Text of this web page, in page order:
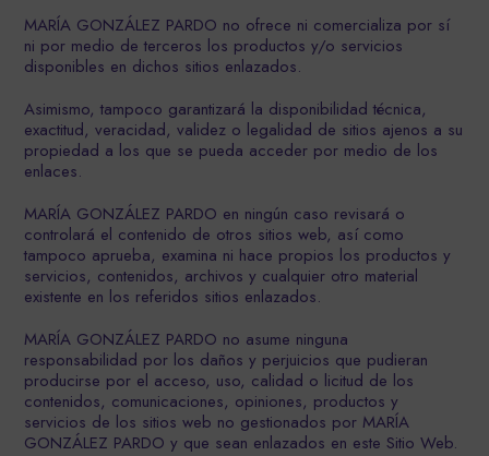
MARÍA GONZÁLEZ PARDO no ofrece ni comercializa por sí
ni por medio de terceros los productos y/o servicios
disponibles en dichos sitios enlazados.
Asimismo, tampoco garantizará la disponibilidad técnica,
exactitud, veracidad, validez o legalidad de sitios ajenos a su
propiedad a los que se pueda acceder por medio de los
enlaces.
MARÍA GONZÁLEZ PARDO en ningún caso revisará o
controlará el contenido de otros sitios web, así como
tampoco aprueba, examina ni hace propios los productos y
servicios, contenidos, archivos y cualquier otro material
existente en los referidos sitios enlazados.
MARÍA GONZÁLEZ PARDO no asume ninguna
responsabilidad por los daños y perjuicios que pudieran
producirse por el acceso, uso, calidad o licitud de los
contenidos, comunicaciones, opiniones, productos y
servicios de los sitios web no gestionados por MARÍA
GONZÁLEZ PARDO y que sean enlazados en este Sitio Web.